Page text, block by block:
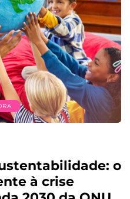
o
à crise